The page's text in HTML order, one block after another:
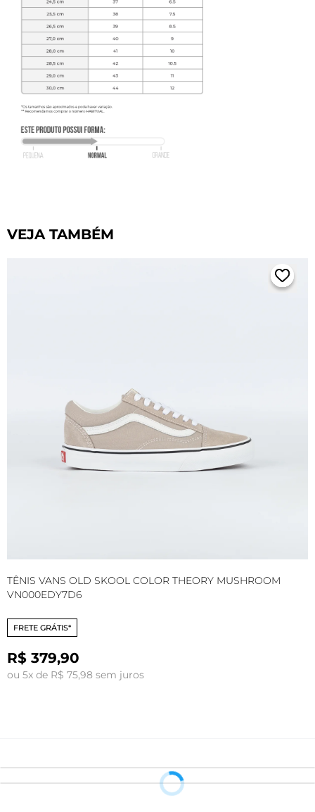
VEJA TAMBÉM
TÊNIS VANS OLD SKOOL COLOR THEORY MUSHROOM
VN000EDY7D6
FRETE GRÁTIS*
R$ 379,90
ou 5x de R$ 75,98 sem juros